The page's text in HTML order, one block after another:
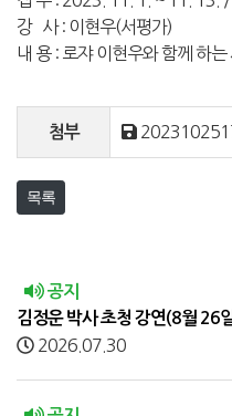
강 사 : 이현우(서평가)
내 용 : 로쟈 이현우와 함께 하는
첨부
목록
공지
김정운 박사 초청 강연(8월 26
2026.07.30